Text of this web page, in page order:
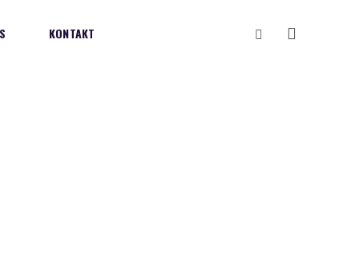
KONTAKT Vyhledávání